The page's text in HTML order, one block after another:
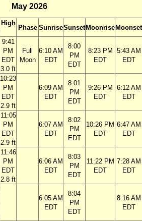
May 2026
High
Phase SunriseSunset Moonrise Moonset
9:41
PM
EDT
3.0 ft
Full
Moon
6:10 AM
EDT
8:00
PM
EDT
8:23 PM
EDT
5:43 AM
EDT
10:23
PM
EDT
2.9 ft
6:09 AM
EDT
8:01
PM
EDT
9:26 PM
EDT
6:12 AM
EDT
11:05
PM
EDT
2.9 ft
6:07 AM
EDT
8:02
PM
EDT
10:26 PM
EDT
6:47 AM
EDT
11:46
PM
EDT
2.8 ft
6:06 AM
EDT
8:03
PM
EDT
11:22 PM
EDT
7:28 AM
EDT
6:05 AM
EDT
8:04
PM
EDT
8:16 AM
EDT